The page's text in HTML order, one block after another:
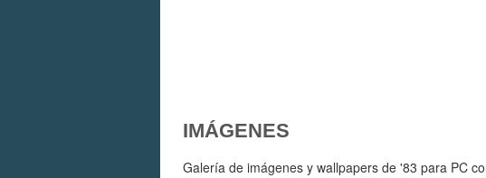
IMÁGENES
Galería de imágenes y wallpapers de '83 para PC